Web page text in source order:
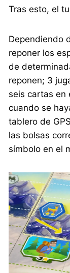
Tras esto, el
Dependiendo
reponer los
de
reponen; 3
seis cartas en
cuando se
tablero de
las bolsas
símbolo en el